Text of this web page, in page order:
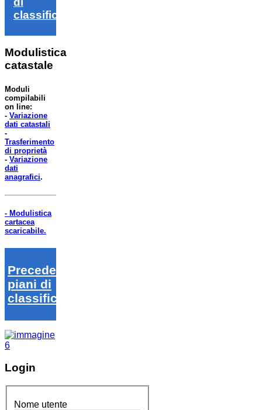
classifica
Modulistica
catastale
Moduli
compilabili
on line:
- Variazione
dati catastali
-
Trasferimento
di proprietà
- Variazione
dati
anagrafici.
- Modulistica
cartacea
scaricabile.
Precedenti
piani di
classifica
Login
Nome utente